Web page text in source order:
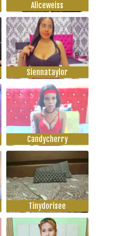
Aliceweiss
Siennataylor
Candycherry
Tinydorisee